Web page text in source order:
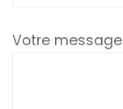
Votre message